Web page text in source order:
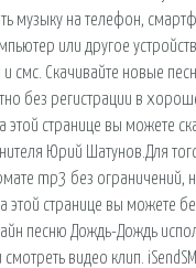
музыку на телефон,
или другое
и смс. Скачивайте новые
без регистрации в
этой странице вы можете
Юрий Шатунов.Для
mp3 без ограничений,
этой странице вы можете
песню Дождь-Дождь
смотреть видео клип.